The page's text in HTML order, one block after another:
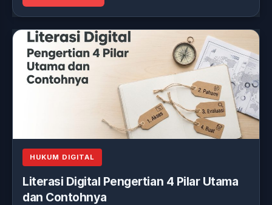
HUKUM DIGITAL
Literasi Digital Pengertian 4 Pilar Utama
dan Contohnya